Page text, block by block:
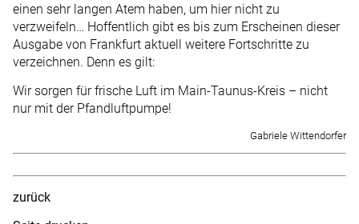
einen sehr langen Atem haben, um hier nicht zu
verzweifeln… Hoffentlich gibt es bis zum Erscheinen dieser
Ausgabe von Frankfurt aktuell weitere Fortschritte zu
verzeichnen. Denn es gilt:
Wir sorgen für frische Luft im Main-Taunus-Kreis – nicht
nur mit der Pfandluftpumpe!
Gabriele Wittendorfer
zurück